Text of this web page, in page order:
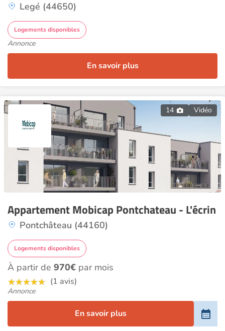
Legé (44650)
Logements disponibles
Annonce
En savoir plus
14 Vidéo
Appartement Mobicap Pontchateau - L'écrin
Pontchâteau (44160)
Logements disponibles
À partir de 970€ par mois
(1 avis)
Annonce
En savoir plus